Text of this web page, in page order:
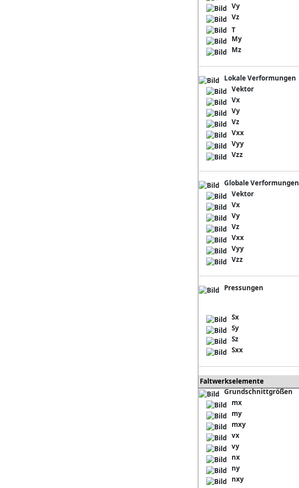
Vy
Vz
T
My
Mz
Lokale Verformungen
Vektor
Vx
Vy
Vz
Vxx
Vyy
Vzz
Globale Verformungen
Vektor
Vx
Vy
Vz
Vxx
Vyy
Vzz
Pressungen
Sx
Sy
Sz
Sxx
Faltwerkselemente
Grundschnittgrößen
mx
my
mxy
vx
vy
nx
ny
nxy